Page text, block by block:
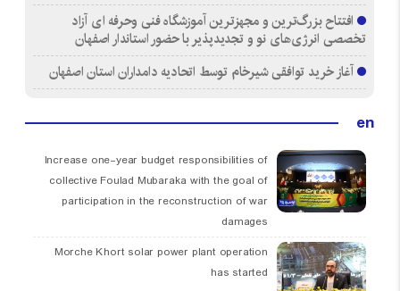
افتتاح بزرگ‌ترین و مجهزترین آموزشگاه فنی وحرفه ای آزاد
تخصصی انرژی‌های نو و تجدیدپذیر با حضور استاندار اصفهان
آغاز خرید توافقی شیرخام توسط اتحادیه دامداران استان اصفهان
en
Increase one-year budget responsibilities of
collective Foulad Mubaraka with the goal of
participation in the reconstruction of war
damages
Morche Khort solar power plant operation
has started